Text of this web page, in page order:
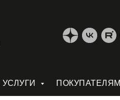
УСЛУГИ ПОКУПАТЕЛЯМ